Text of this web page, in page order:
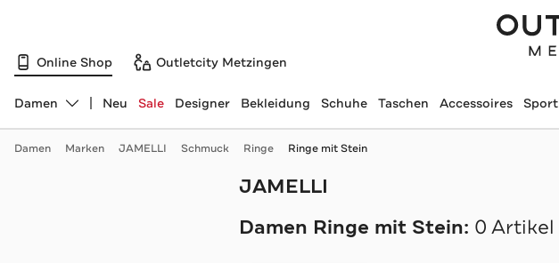
Online Shop Outletcity Metzingen
Abteilung ändern, ausgewählt:
Damen Neu Sale Designer Bekleidung Schuhe Taschen Accessoires Sport
Damen Marken JAMELLI Schmuck Ringe Ringe mit Stein
JAMELLI
Damen Ringe mit Stein: 0 Artikel